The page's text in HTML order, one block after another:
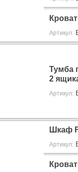
Артикул:
Тумба
2
Артикул:
Шкаф
Артикул: